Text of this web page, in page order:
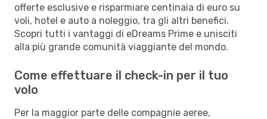
offerte esclusive e risparmiare centinaia di euro su
voli, hotel e auto a noleggio, tra gli altri benefici.
Scopri tutti i vantaggi di eDreams Prime e unisciti
alla più grande comunità viaggiante del mondo.
Come effettuare il check-in per il tuo
volo
Per la maggior parte delle compagnie aeree,